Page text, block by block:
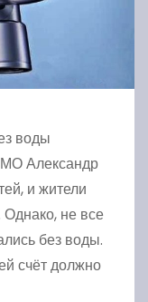
воды
МО Александр
и жители
не все
без воды.
счёт должно